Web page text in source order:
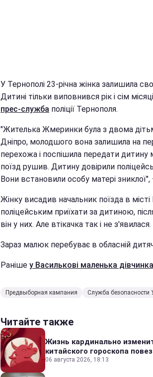
У Тернополі 23-річна жінка залишила
Дитині тільки виповнився рік і сім
прес-служба поліції Тернополя.
"Жителька Жмеринки була з двома
Дніпро, молодшого вона залишила на
перехожа і поспішила передати дитину
поїзд рушив. Дитину довірили
Вони встановили особу матері
Жінку висадив начальник поїзда в
поліцейським приїхати за дитиною,
він у них. Але втікачка так і не з'явилася.
Зараз малюк перебуває в обласній
Раніше у Василькові маленька
Предвыборная кампания Служба безопасности
Читайте также
Жизнь кардинально
китайского гороскопа
06 августа 2026, 18:13